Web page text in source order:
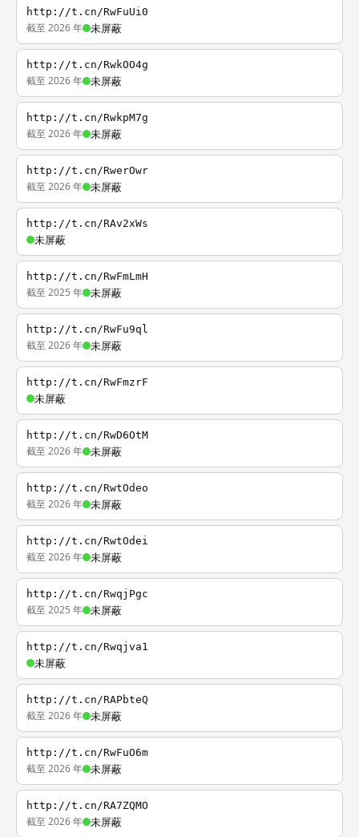
http://t.cn/RwFuUi0
截至 2026 年 未屏蔽
http://t.cn/RwkOO4g
截至 2026 年 未屏蔽
http://t.cn/RwkpM7g
截至 2026 年 未屏蔽
http://t.cn/RwerOwr
截至 2026 年 未屏蔽
http://t.cn/RAv2xWs
未屏蔽
http://t.cn/RwFmLmH
截至 2025 年 未屏蔽
http://t.cn/RwFu9ql
截至 2026 年 未屏蔽
http://t.cn/RwFmzrF
未屏蔽
http://t.cn/RwD6OtM
截至 2026 年 未屏蔽
http://t.cn/RwtOdeo
截至 2026 年 未屏蔽
http://t.cn/RwtOdei
截至 2026 年 未屏蔽
http://t.cn/RwqjPgc
截至 2025 年 未屏蔽
http://t.cn/Rwqjva1
未屏蔽
http://t.cn/RAPbteQ
截至 2026 年 未屏蔽
http://t.cn/RwFuO6m
截至 2026 年 未屏蔽
http://t.cn/RA7ZQMO
截至 2026 年 未屏蔽